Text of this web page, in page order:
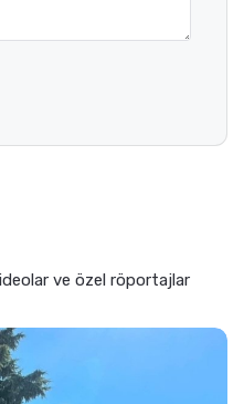
ve özel röportajlar